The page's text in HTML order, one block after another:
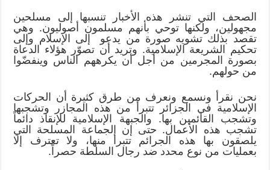
الصحف التي تنشر هذه الأخبار تنسبها إلى مسلحين
مجهولين، ولكنها توحي بأنهم مسلمون أصوليون. وهي
تقصد بذلك تشويه صورة من يدعو إلى الإسلام وإلى
تحكيم الشريعة الإسلامية. وتريد أن تصوّر هؤلاء الدعاة
بصورة المجرمين من أجل أن يكرههم الناس وينفضّوا
من حولهم.
نحن نقرأ ونسمع ونعرف من طرق كثيرة أن الحركات
الإسلامية في الجزائر تتبرأ من هذه المجازر وتشجبها
وتشجب القائمين بها. والجبهة الإسلامية للإنقاذ دائماً
تشجب هذه الأعمال. حتى إن الجماعة المسلحة التي
يلصقون بها هذه الجرائم تتبرأ منها، ولا تعترف إلا
بعمليات من نوع محدد ضد رجال السلطة حصراً.